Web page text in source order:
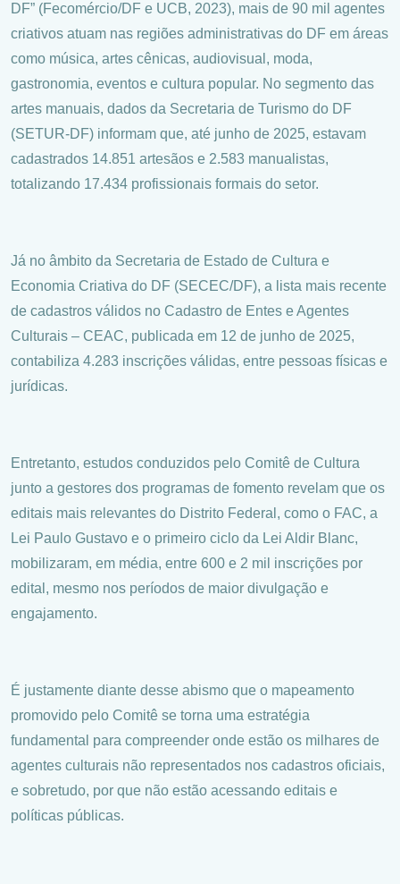
DF” (Fecomércio/DF e UCB, 2023), mais de 90 mil agentes
criativos atuam nas regiões administrativas do DF em áreas
como música, artes cênicas, audiovisual, moda,
gastronomia, eventos e cultura popular. No segmento das
artes manuais, dados da Secretaria de Turismo do DF
(SETUR-DF) informam que, até junho de 2025, estavam
cadastrados 14.851 artesãos e 2.583 manualistas,
totalizando 17.434 profissionais formais do setor.
Já no âmbito da Secretaria de Estado de Cultura e
Economia Criativa do DF (SECEC/DF), a lista mais recente
de cadastros válidos no Cadastro de Entes e Agentes
Culturais – CEAC, publicada em 12 de junho de 2025,
contabiliza 4.283 inscrições válidas, entre pessoas físicas e
jurídicas.
Entretanto, estudos conduzidos pelo Comitê de Cultura
junto a gestores dos programas de fomento revelam que os
editais mais relevantes do Distrito Federal, como o FAC, a
Lei Paulo Gustavo e o primeiro ciclo da Lei Aldir Blanc,
mobilizaram, em média, entre 600 e 2 mil inscrições por
edital, mesmo nos períodos de maior divulgação e
engajamento.
É justamente diante desse abismo que o mapeamento
promovido pelo Comitê se torna uma estratégia
fundamental para compreender onde estão os milhares de
agentes culturais não representados nos cadastros oficiais,
e sobretudo, por que não estão acessando editais e
políticas públicas.